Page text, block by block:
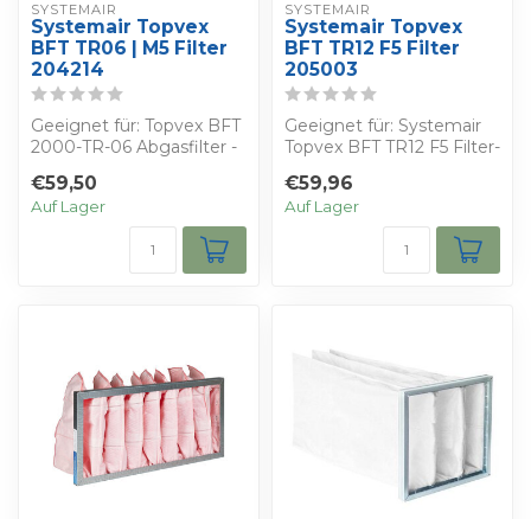
SYSTEMAIR
Systemair Topvex
BFT TR06 | M5 Filter
204214
Geeignet für: Topvex BFT
2000-TR-06 Abgasfilter -
eigenen R...
€59,50
Auf Lager
SYSTEMAIR
Systemair Topvex
BFT TR12 F5 Filter
205003
Geeignet für: Systemair
Topvex BFT TR12 F5 Filter-
eigenen ...
€59,96
Auf Lager